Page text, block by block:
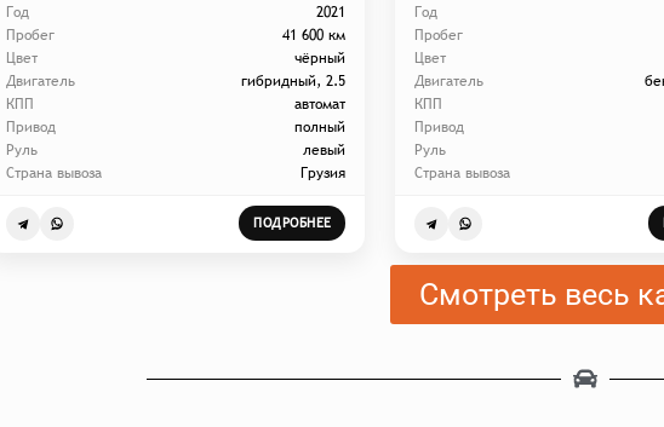
Год
2021
Пробег
41 600 км
Цвет
чёрный
Двигатель
гибридный, 2.5
КПП
автомат
Привод
полный
Руль
левый
Страна вывоза
Грузия
ПОДРОБНЕЕ
Год
Пробег
Цвет
Двигатель
КПП
Привод
Руль
Страна вывоза
Смотреть весь